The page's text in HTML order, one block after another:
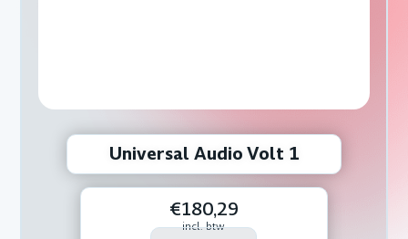
Universal Audio Volt 1
€180,29
incl. btw